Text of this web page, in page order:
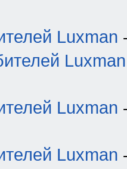
Luxman
Luxman
Luxman
Luxman